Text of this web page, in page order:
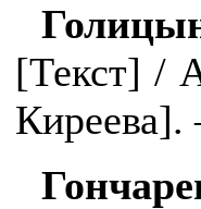
[Текст] /
Киреева].